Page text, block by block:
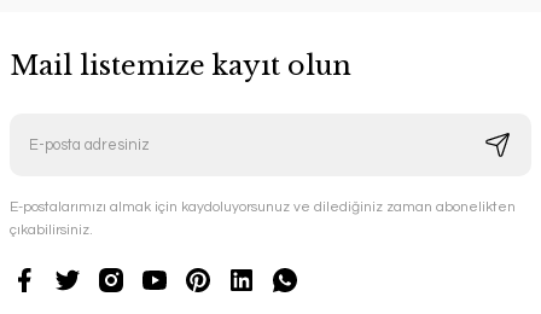
Mail listemize kayıt olun
E-postalarımızı almak için kaydoluyorsunuz ve dilediğiniz zaman abonelikten
çıkabilirsiniz.